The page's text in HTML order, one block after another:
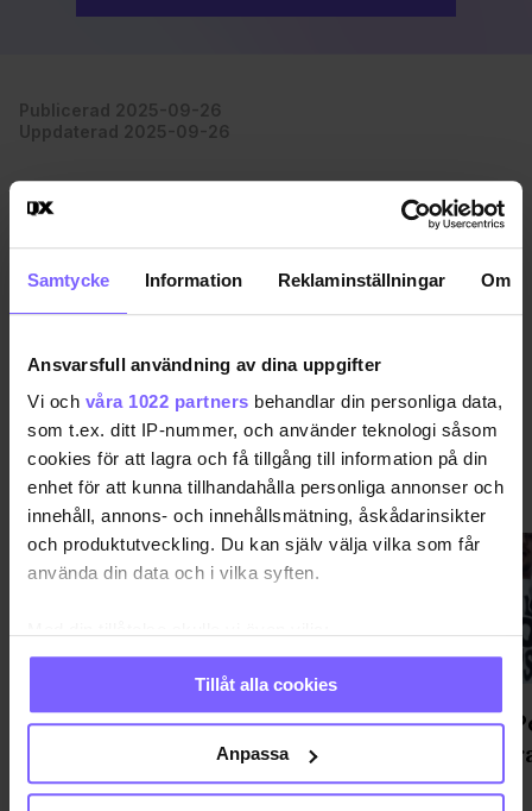
Samtycke Information Reklaminställningar Om
Ansvarsfull användning av dina uppgifter
Vi och våra 1022 partners behandlar din personliga data,
som t.ex. ditt IP-nummer, och använder teknologi såsom
cookies för att lagra och få tillgång till information på din
enhet för att kunna tillhandahålla personliga annonser och
innehåll, annons- och innehållsmätning, åskådarinsikter
och produktutveckling. Du kan själv välja vilka som får
använda din data och i vilka syften.
Samla in information om din geografiska plats
som kan ha en noggrannhet på upp till flera meter
Identifiera din enhet genom att aktivt skanna den
för specifika kännetecken (fingeravtryck)
Ta reda på mer om hur dina personliga uppgifter
Tillåt alla cookies
Anpassa
Publicerad 2025-09-26
Uppdaterad 2025-09-26
MÄLARPAVILJONGEN
DELA DEN HÄR ARTIKELN
KLUBB & FEST VISA MER KLUBB & FEST
Bilderna från Stockholm Leather
Social - och snart blir det ännu
mer LäderPride
Pride:
på